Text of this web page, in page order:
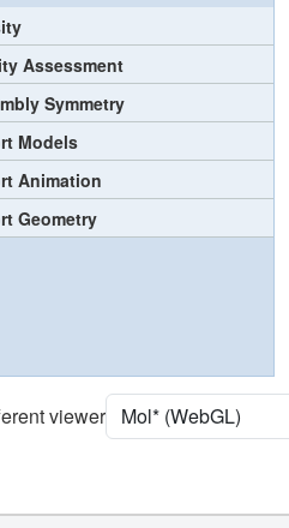
Assessment
Symmetry
Models
Animation
Geometry
viewer